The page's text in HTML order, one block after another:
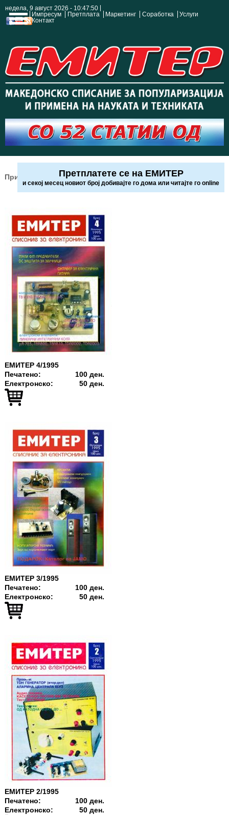
недела, 9 август 2026 - 10:47:51
Импресум
Претплата Маркетинг Соработка
Услуги
Контакт
Прикажи списанијаПретплатете се на ЕМИТЕР
и секој месец новиот број добивајте го дома или читајте го online
ЕМИТЕР 4/1995
Печатено:
100 ден.
Електронско:
50 ден.
ЕМИТЕР 3/1995
Печатено:
100 ден.
Електронско:
50 ден.
ЕМИТЕР 2/1995
Печатено:
100 ден.
Електронско:
50 ден.